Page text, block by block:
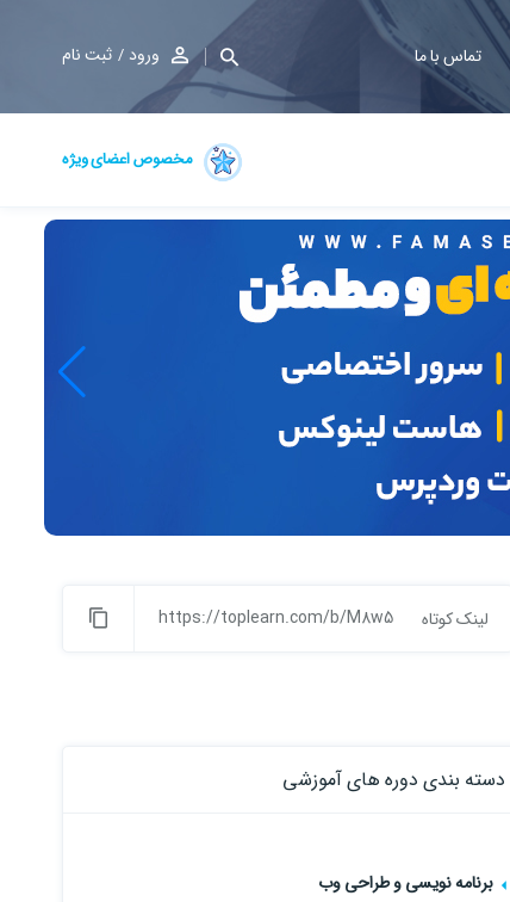
تماس با ما ورود ثبت نام
مخصوص اعضای ویژه
لینک کوتاه https://toplearn.com/b/M8w5
دسته بندی دوره های آموزشی
برنامه نویسی و طراحی وب